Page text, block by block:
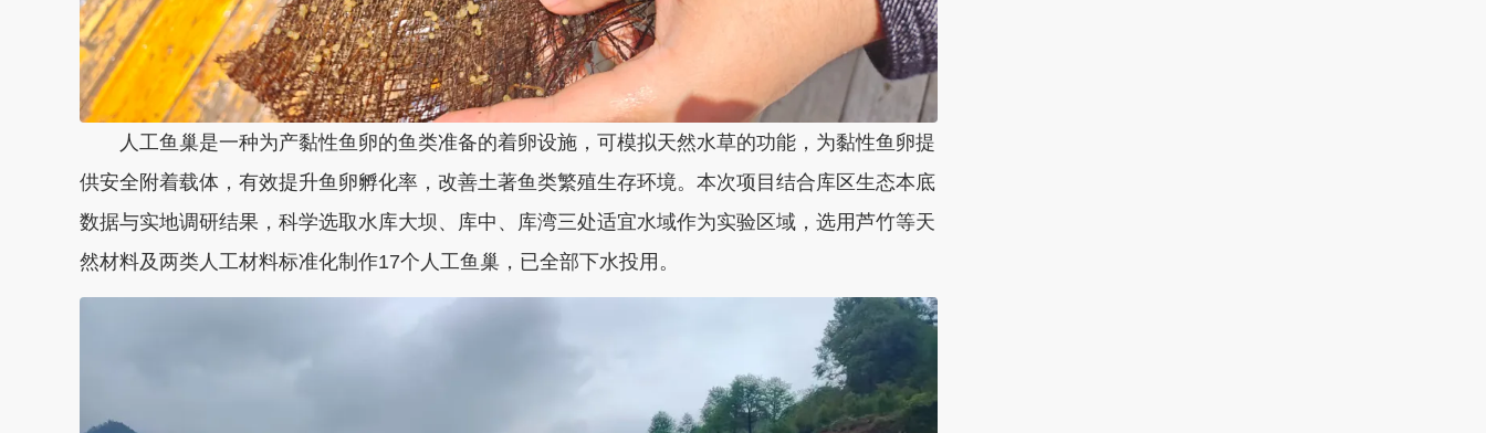
人工鱼巢是一种为产黏性鱼卵的鱼类准备的着卵设施，可模拟天然水草的功能，为黏性鱼卵提
供安全附着载体，有效提升鱼卵孵化率，改善土著鱼类繁殖生存环境。本次项目结合库区生态本底
数据与实地调研结果，科学选取水库大坝、库中、库湾三处适宜水域作为实验区域，选用芦竹等天
然材料及两类人工材料标准化制作17个人工鱼巢，已全部下水投用。